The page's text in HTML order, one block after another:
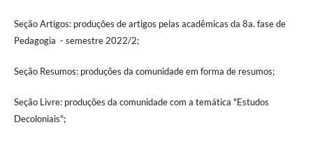
Seção Artigos: produções de artigos pelas acadêmicas da 8a. fase de
Pedagogia - semestre 2022/2;
Seção Resumos: produções da comunidade em forma de resumos;
Seção Livre: produções da comunidade com a temática "Estudos
Decoloniais";